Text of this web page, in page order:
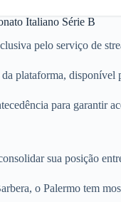
Italiano Série B
pelo serviço de
plataforma, disponível
para garantir
sua posição
o Palermo tem